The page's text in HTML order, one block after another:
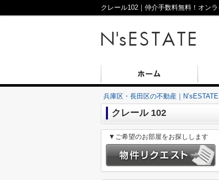
兵庫区・長田区の不動産｜N’sESTATE
クレール 102
▼ご希望のお部屋をお探しします